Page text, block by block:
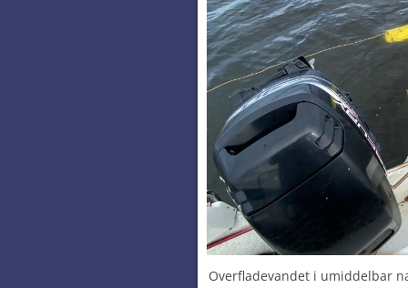
Overfladevandet i umiddelbar